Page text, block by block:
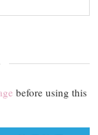
before using this